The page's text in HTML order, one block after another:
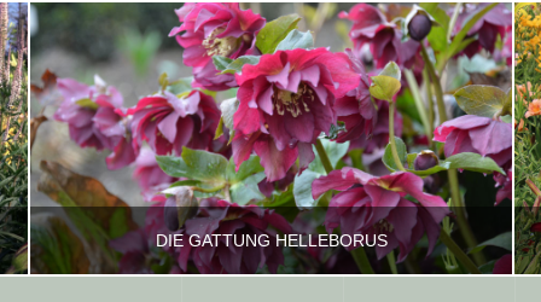
DIE GATTUNG HELLEBORUS